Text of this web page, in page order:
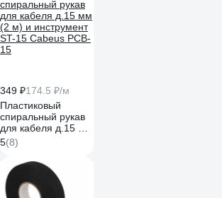
349 ₽174.5 ₽/м
Пластиковый
спиральный рукав
для кабеля д.15 мм
(2 м) и инструмент
ST-15 Cabeus PCB-
5(8)